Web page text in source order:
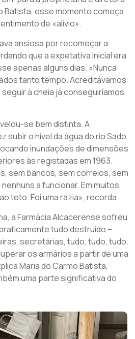
Batista, esse momento começa
de «alívio».
ansiosa por recomeçar a
que a expetativa inicial era
apenas alguns dias. «Nunca
tanto tempo. Acreditávamos
à cheia já conseguiríamos
se bem distinta. A
subir o nível da água do rio Sado
inundações de dimensões
às registadas em 1963.
sem bancos, sem correios, sem
a funcionar. Em muitos
teto. Foi uma razia», recorda.
a Farmácia Alcacerense sofreu
tudo destruído –
secretárias, tudo, tudo, tudo.
os armários a partir de uma
Maria do Carmo Batista,
uma parte significativa do